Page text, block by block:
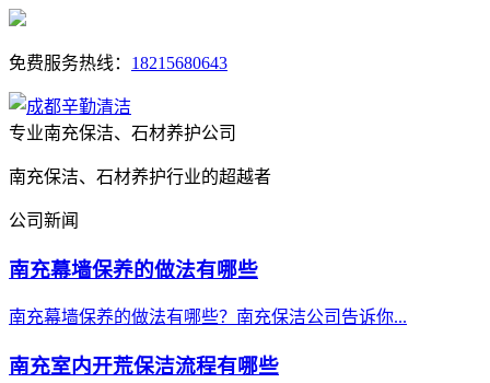
免费服务热线： 18215680643
专业南充保洁、石材养护公司
南充保洁、石材养护行业的超越者
公司新闻
南充幕墙保养的做法有哪些
南充幕墙保养的做法有哪些？南充保洁公司告诉你...
南充室内开荒保洁流程有哪些